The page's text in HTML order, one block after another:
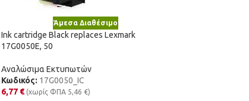
Άμεσα Διαθέσιμο
Ink cartridge Black replaces Lexmark
17G0050E, 50
Αναλώσιμα Εκτυπωτών
Κωδικός: 17G0050_IC
6,77 € (χωρίς ΦΠΑ 5,46 €)